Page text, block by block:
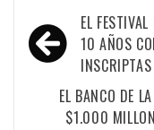
Navegación
de
entradas
EL
10 AÑOS
INSCRIPTAS
EL BANCO DE
$1.000